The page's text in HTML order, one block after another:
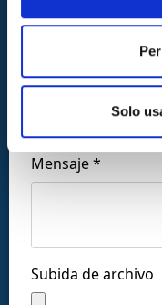
Solo
Mensaje *
Subida de archivo
+34